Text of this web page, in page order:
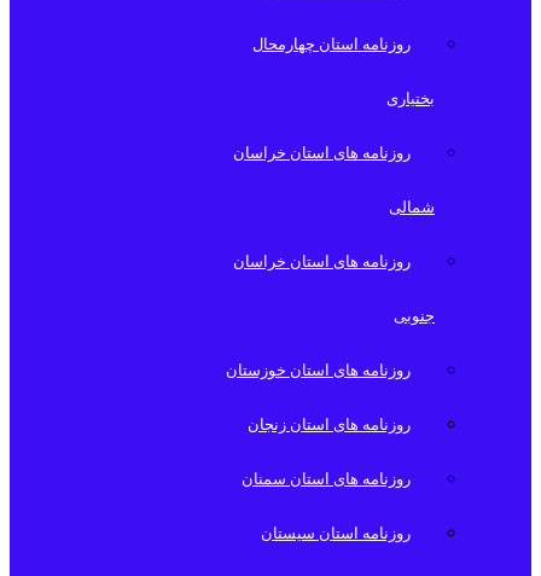
روزنامه استان چهارمحال
بختیاری
روزنامه های استان خراسان
شمالی
روزنامه های استان خراسان
جنوبی
روزنامه های استان خوزستان
روزنامه های استان زنجان
روزنامه های استان سمنان
روزنامه استان سیستان